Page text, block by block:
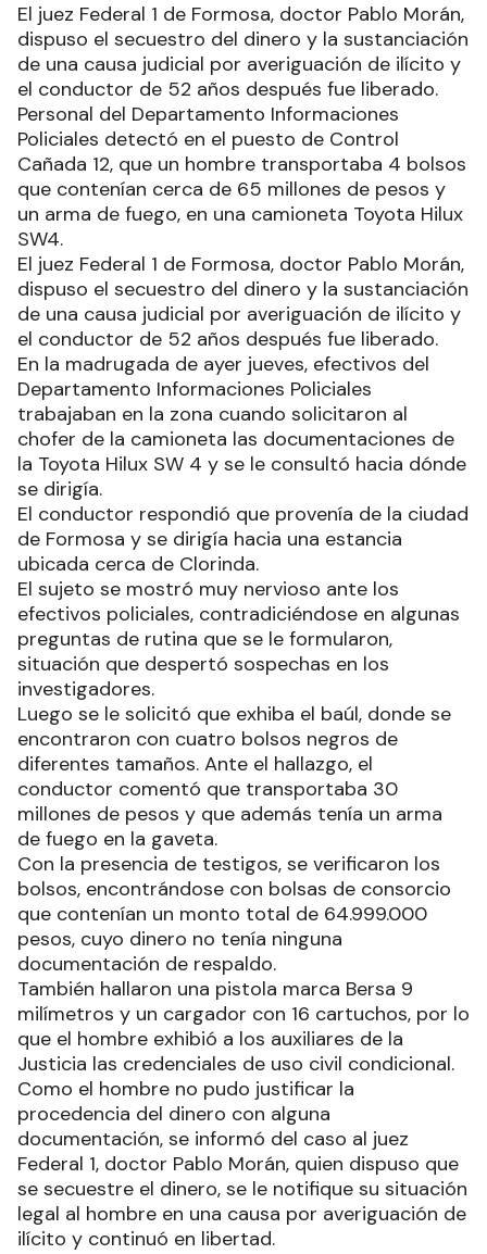
El juez Federal 1 de Formosa, doctor Pablo Morán,
dispuso el secuestro del dinero y la sustanciación
de una causa judicial por averiguación de ilícito y
el conductor de 52 años después fue liberado.
Personal del Departamento Informaciones
Policiales detectó en el puesto de Control
Cañada 12, que un hombre transportaba 4 bolsos
que contenían cerca de 65 millones de pesos y
un arma de fuego, en una camioneta Toyota Hilux
SW4.
El juez Federal 1 de Formosa, doctor Pablo Morán,
dispuso el secuestro del dinero y la sustanciación
de una causa judicial por averiguación de ilícito y
el conductor de 52 años después fue liberado.
En la madrugada de ayer jueves, efectivos del
Departamento Informaciones Policiales
trabajaban en la zona cuando solicitaron al
chofer de la camioneta las documentaciones de
la Toyota Hilux SW 4 y se le consultó hacia dónde
se dirigía.
El conductor respondió que provenía de la ciudad
de Formosa y se dirigía hacia una estancia
ubicada cerca de Clorinda.
El sujeto se mostró muy nervioso ante los
efectivos policiales, contradiciéndose en algunas
preguntas de rutina que se le formularon,
situación que despertó sospechas en los
investigadores.
Luego se le solicitó que exhiba el baúl, donde se
encontraron con cuatro bolsos negros de
diferentes tamaños. Ante el hallazgo, el
conductor comentó que transportaba 30
millones de pesos y que además tenía un arma
de fuego en la gaveta.
Con la presencia de testigos, se verificaron los
bolsos, encontrándose con bolsas de consorcio
que contenían un monto total de 64.999.000
pesos, cuyo dinero no tenía ninguna
documentación de respaldo.
También hallaron una pistola marca Bersa 9
milímetros y un cargador con 16 cartuchos, por lo
que el hombre exhibió a los auxiliares de la
Justicia las credenciales de uso civil condicional.
Como el hombre no pudo justificar la
procedencia del dinero con alguna
documentación, se informó del caso al juez
Federal 1, doctor Pablo Morán, quien dispuso que
se secuestre el dinero, se le notifique su situación
legal al hombre en una causa por averiguación de
ilícito y continuó en libertad.